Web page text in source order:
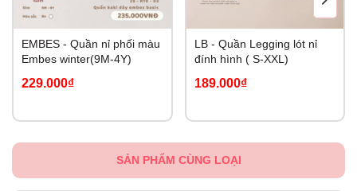
EMBES - Quần nỉ phối màu
Embes winter(9M-4Y)
229.000₫
LB - Quần Legging lót nỉ
đính hình ( S-XXL)
189.000₫
SẢN PHẨM CÙNG LOẠI